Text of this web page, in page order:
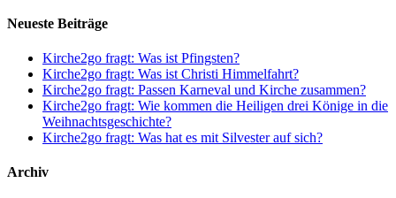
Neueste Beiträge
Kirche2go fragt: Was ist Pfingsten?
Kirche2go fragt: Was ist Christi Himmelfahrt?
Kirche2go fragt: Passen Karneval und Kirche zusammen?
Kirche2go fragt: Wie kommen die Heiligen drei Könige in die
Weihnachtsgeschichte?
Kirche2go fragt: Was hat es mit Silvester auf sich?
Archiv